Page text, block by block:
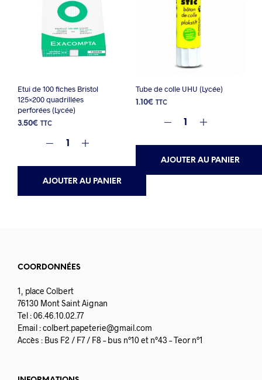
Etui de 100 fiches Bristol
125×200 quadrillées
perforées (Lycée)
3.50€ TTC
AJOUTER AU PANIER
Tube de colle UHU (Lycée)
1.10€ TTC
AJOUTER AU PANIER
COORDONNÉES
1, place Colbert
76130 Mont Saint Aignan
Tel : 06.46.10.02.77
Email :colbert.papeterie@gmail.com
Accès : Bus F2 / F7 / F8 – bus n°10 et n°43 – Teor n°1